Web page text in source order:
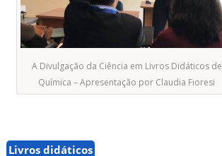
A Divulgação da Ciência em Livros Didáticos de
Química – Apresentação por Claudia Fioresi
Livros didáticos